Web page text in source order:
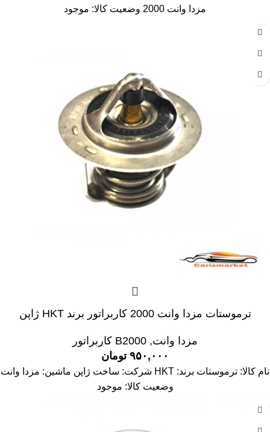
مزدا وانت 2000 وضعیت کالا: موجود
ترموستات مزدا وانت 2000 کاربراتور برند HKT ژاپن
مزدا وانت, B2000 کاربراتور
۹۵۰,۰۰۰ تومان
نام کالا: ترموستات برند: HKT شرکت: ساخت ژاپن ماشین: مزدا وانت
وضعیت کالا: موجود